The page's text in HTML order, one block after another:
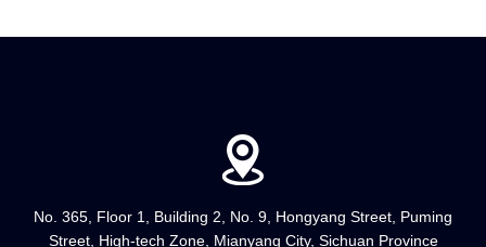
No. 365, Floor 1, Building 2, No. 9, Hongyang Street, Puming
Street, High-tech Zone, Mianyang City, Sichuan Province